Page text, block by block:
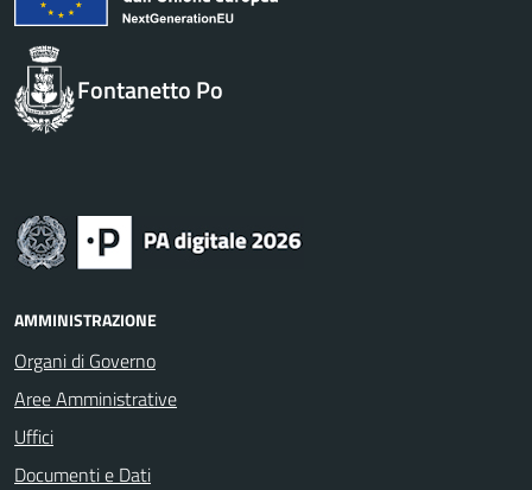
Fontanetto Po
AMMINISTRAZIONE
Organi di Governo
Aree Amministrative
Uffici
Documenti e Dati